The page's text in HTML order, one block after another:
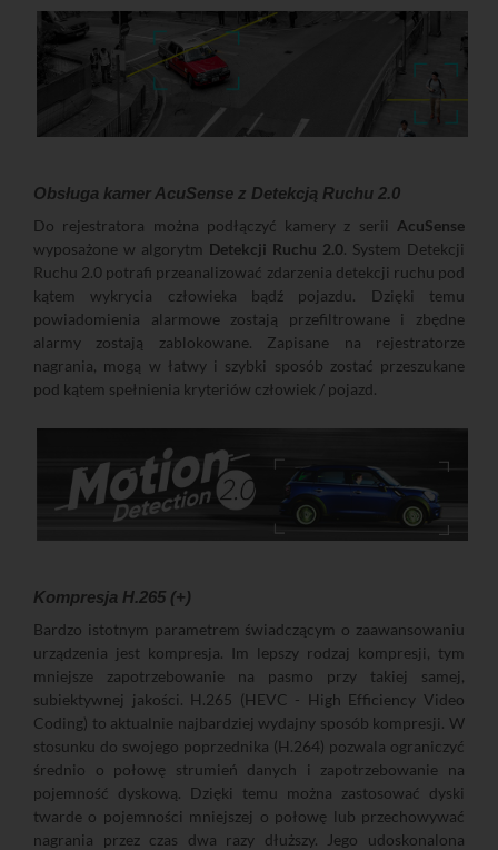
Obsługa kamer AcuSense z Detekcją Ruchu 2.0
Do rejestratora można podłączyć kamery z serii AcuSense
wyposażone w algorytm Detekcji Ruchu 2.0. System Detekcji
Ruchu 2.0 potrafi przeanalizować zdarzenia detekcji ruchu pod
kątem wykrycia człowieka bądź pojazdu. Dzięki temu
powiadomienia alarmowe zostają przefiltrowane i zbędne
alarmy zostają zablokowane. Zapisane na rejestratorze
nagrania, mogą w łatwy i szybki sposób zostać przeszukane
pod kątem spełnienia kryteriów człowiek / pojazd.
Kompresja H.265 (+)
Bardzo istotnym parametrem świadczącym o zaawansowaniu
urządzenia jest kompresja. Im lepszy rodzaj kompresji, tym
mniejsze zapotrzebowanie na pasmo przy takiej samej,
subiektywnej jakości. H.265 (HEVC - High Efficiency Video
Coding) to aktualnie najbardziej wydajny sposób kompresji. W
stosunku do swojego poprzednika (H.264) pozwala ograniczyć
średnio o połowę strumień danych i zapotrzebowanie na
pojemność dyskową. Dzięki temu można zastosować dyski
twarde o pojemności mniejszej o połowę lub przechowywać
nagrania przez czas dwa razy dłuższy. Jego udoskonalona